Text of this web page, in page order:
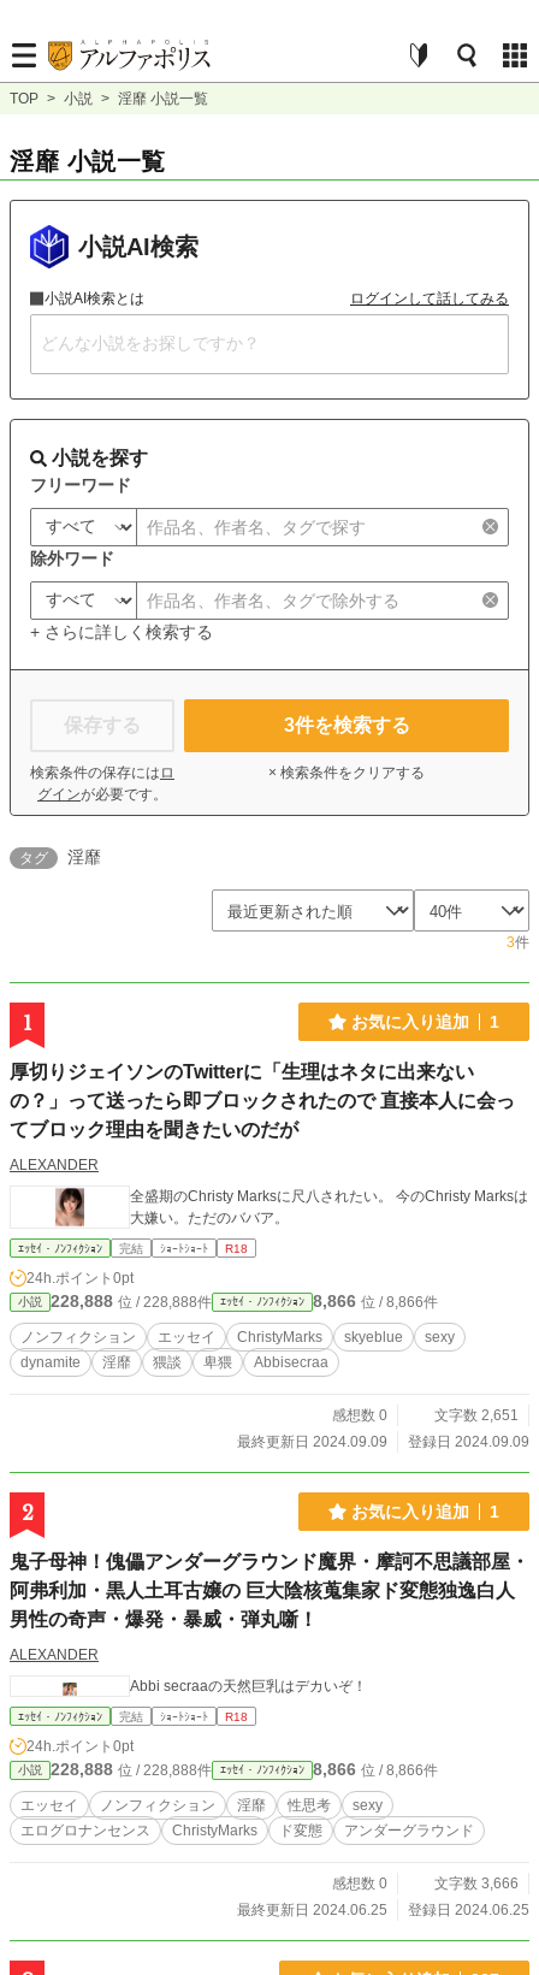
TOP > 小説 > 淫靡 小説一覧
淫靡 小説一覧
小説AI検索
小説AI検索とは ログインして話してみる
小説を探す
フリーワード
除外ワード
+ さらに詳しく検索する
保存する
検索条件の保存には ロ
グインが必要です。
3件を検索する
× 検索条件をクリアする
タグ 淫靡
3件
1 お気に入り追加 1
厚切りジェイソンのTwitterに「生理はネタに出来ない
の？」って送ったら即ブロックされたので 直接本人に会っ
てブロック理由を聞きたいのだが
ALEXANDER
全盛期のChristy Marksに尺八されたい。 今のChristy Marksは
大嫌い。ただのババア。
ｴｯｾｲ・ﾉﾝﾌｨｸｼｮﾝ 完結 ｼｮｰﾄｼｮｰﾄ R18
24h.ポイント 0pt
小説 228,888 位 / 228,888件 ｴｯｾｲ・ﾉﾝﾌｨｸｼｮﾝ 8,866 位 / 8,866件
ノンフィクション エッセイ ChristyMarks skyeblue
sexy
dynamite
淫靡 猥談 卑猥 Abbisecraa
感想数 0
文字数 2,651
最終更新日 2024.09.09
登録日 2024.09.09
2 お気に入り追加 1
鬼子母神！傀儡アンダーグラウンド魔界・摩訶不思議部屋・
阿弗利加・黒人土耳古嬢の 巨大陰核蒐集家ド変態独逸白人
男性の奇声・爆発・暴威・弾丸噺！
ALEXANDER
Abbi secraaの天然巨乳はデカいぞ！
ｴｯｾｲ・ﾉﾝﾌｨｸｼｮﾝ 完結 ｼｮｰﾄｼｮｰﾄ R18
24h.ポイント 0pt
小説 228,888 位 / 228,888件 ｴｯｾｲ・ﾉﾝﾌｨｸｼｮﾝ 8,866 位 / 8,866件
エッセイ ノンフィクション 淫靡 性思考
sexy
エログロナンセンス
ChristyMarks ド変態 アンダーグラウンド
感想数 0
文字数 3,666
最終更新日 2024.06.25
登録日 2024.06.25